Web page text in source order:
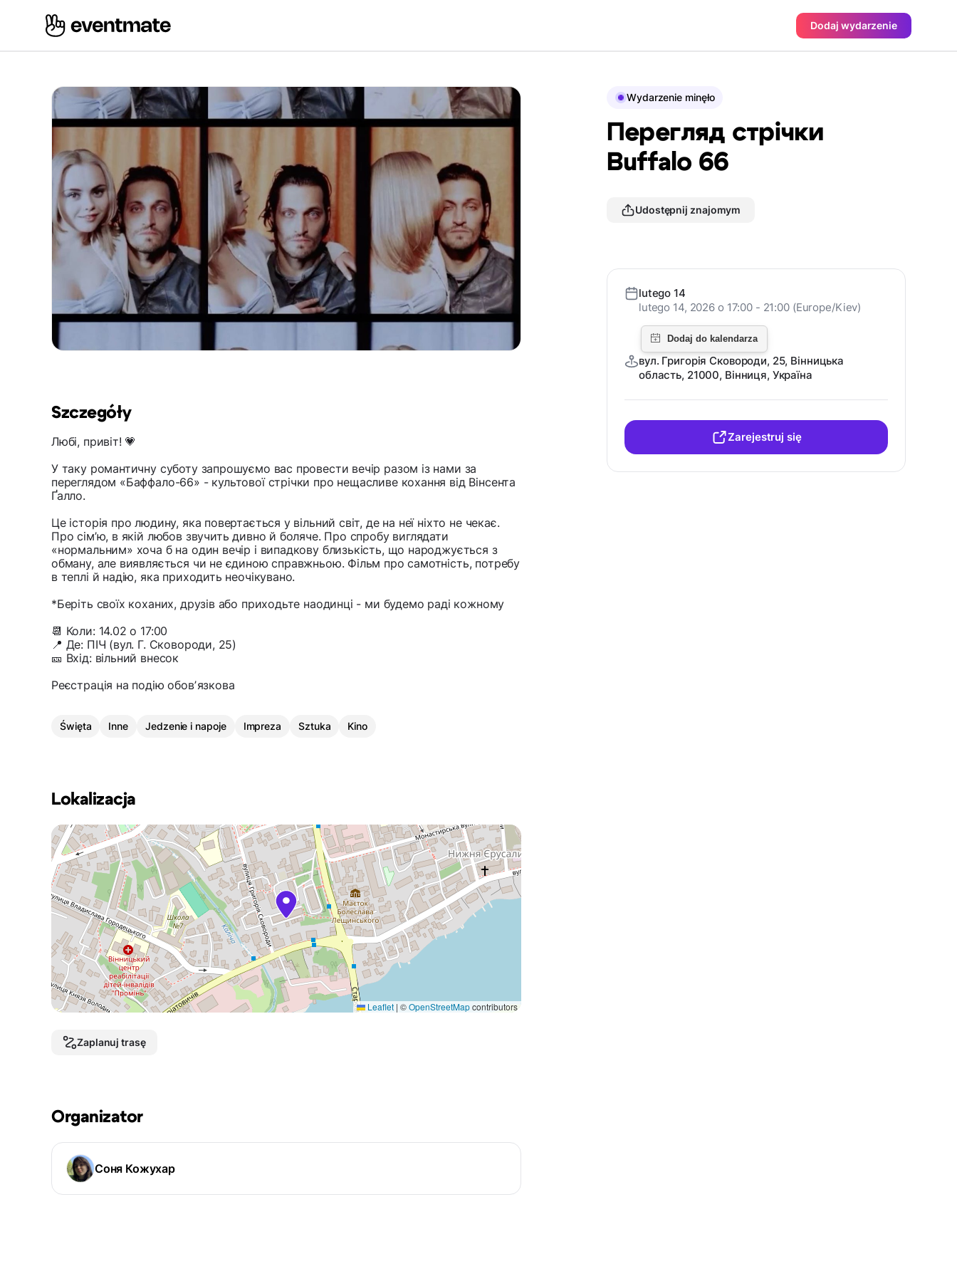
Dodaj wydarzenie
Szczegóły
Любі, привіт! 💗
У таку романтичну суботу запрошуємо вас провести вечір разом із нами за
переглядом «Баффало-66» - культової стрічки про нещасливе кохання від Вінсента
Ґалло.
Це історія про людину, яка повертається у вільний світ, де на неї ніхто не чекає.
Про сім’ю, в якій любов звучить дивно й боляче. Про спробу виглядати
«нормальним» хоча б на один вечір і випадкову близькість, що народжується з
обману, але виявляється чи не єдиною справжньою. Фільм про самотність, потребу
в теплі й надію, яка приходить неочікувано.
*Беріть своїх коханих, друзів або приходьте наодинці - ми будемо раді кожному
📆 Коли: 14.02 о 17:00
📍 Де: ПІЧ (вул. Г. Сковороди, 25)
🎫 Вхід: вільний внесок
Реєстрація на подію обовʼязкова
Święta Inne Jedzenie i napoje Impreza Sztuka Kino
Lokalizacja
Leaflet | ©OpenStreetMapcontributors
Zaplanuj trasę
Organizator
Соня Кожухар
Wydarzenie minęło
Перегляд стрічки
Buffalo 66
Udostępnij znajomym
lutego 14
lutego 14, 2026 o 17:00 - 21:00 (Europe/Kiev)
вул. Григорія Сковороди, 25, Вінницька
область, 21000, Вінниця, Україна
Zarejestruj się